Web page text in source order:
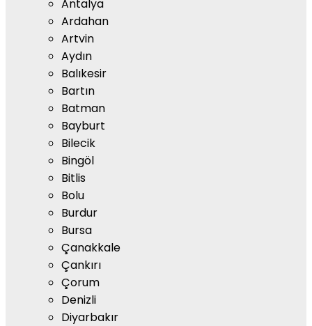
Antalya
Ardahan
Artvin
Aydın
Balıkesir
Bartın
Batman
Bayburt
Bilecik
Bingöl
Bitlis
Bolu
Burdur
Bursa
Çanakkale
Çankırı
Çorum
Denizli
Diyarbakır